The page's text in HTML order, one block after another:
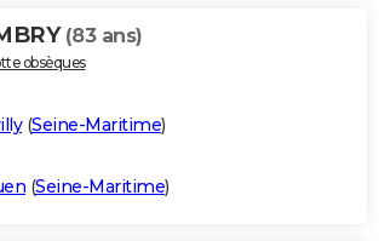
(83 ans)
obsèques
(Seine-Maritime)
(Seine-Maritime)